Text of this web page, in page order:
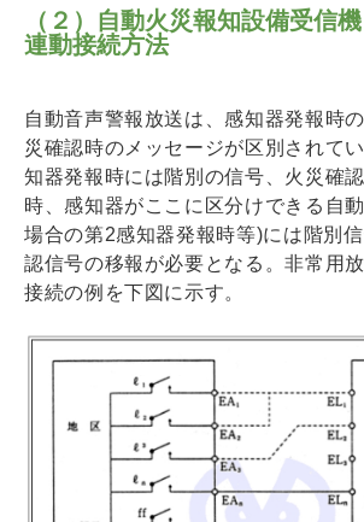
（２）自動火災報知設備受信
連動接続方法
自動音声警報放送は、感知器発報時
災確認時のメッセージが区別されて
知器発報時には階別の信号、火災確
時、感知器がここに区分けできる自
場合の第2感知器発報時等)には階別
認信号の移報が必要となる。非常用
接続の例を下図に示す。